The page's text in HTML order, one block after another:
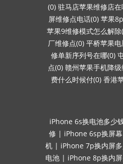
(0) 驻马店苹果维修店
屏维修点电话(0) 苹果
苹果9维修模式怎么解除
厂维修点(0) 平桥苹果
修单新序列号在哪(0)
点(0) 赣州苹果手机降
费什么时候付(0) 香港
iPhone 6s换电池多少
修 | iPhone 6sp换屏幕
机 | iPhone 7p换内屏
电池 | iPhone 8p换内